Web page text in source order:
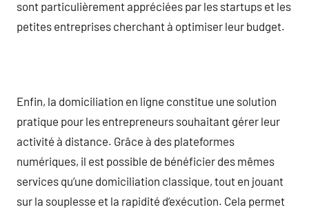
sont particulièrement appréciées par les startups et les
petites entreprises cherchant à optimiser leur budget.
Enfin, la domiciliation en ligne constitue une solution
pratique pour les entrepreneurs souhaitant gérer leur
activité à distance. Grâce à des plateformes
numériques, il est possible de bénéficier des mêmes
services qu’une domiciliation classique, tout en jouant
sur la souplesse et la rapidité d’exécution. Cela permet